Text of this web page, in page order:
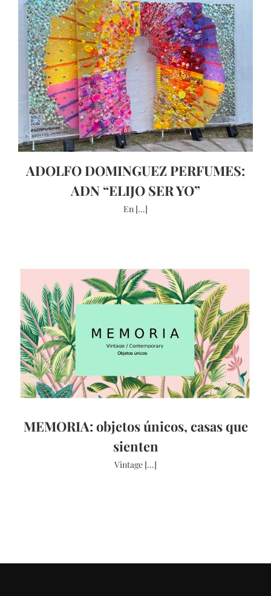
ADOLFO DOMINGUEZ PERFUMES:
ADN “ELIJO SER YO”
En [...]
MEMORIA: objetos únicos, casas que
sienten
Vintage [...]